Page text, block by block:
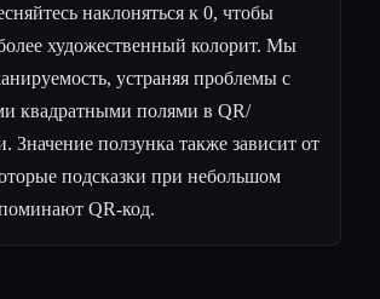
наклоняться к 0, чтобы
художественный колорит. Мы
устраняя проблемы с
квадратными полями в QR/
Значение ползунка также зависит от
подсказки при небольшом
QR-код.